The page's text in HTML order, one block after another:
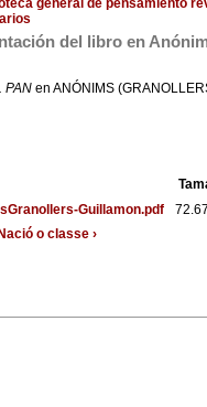
general de pensamiento
del libro en
PAN en ANÓNIMS
Guillamon.pdf
o classe ›